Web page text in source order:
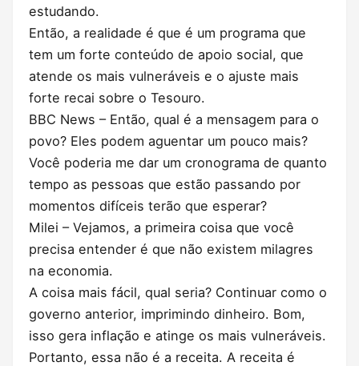
estudando.
Então, a realidade é que é um programa que
tem um forte conteúdo de apoio social, que
atende os mais vulneráveis e o ajuste mais
forte recai sobre o Tesouro.
BBC News – Então, qual é a mensagem para o
povo? Eles podem aguentar um pouco mais?
Você poderia me dar um cronograma de quanto
tempo as pessoas que estão passando por
momentos difíceis terão que esperar?
Milei – Vejamos, a primeira coisa que você
precisa entender é que não existem milagres
na economia.
A coisa mais fácil, qual seria? Continuar como o
governo anterior, imprimindo dinheiro. Bom,
isso gera inflação e atinge os mais vulneráveis.
Portanto, essa não é a receita. A receita é